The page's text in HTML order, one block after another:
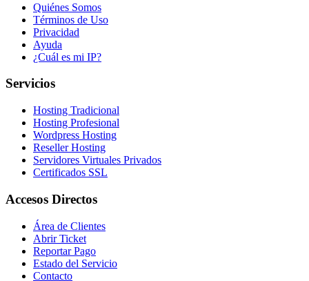
Quiénes Somos
Términos de Uso
Privacidad
Ayuda
¿Cuál es mi IP?
Servicios
Hosting Tradicional
Hosting Profesional
Wordpress Hosting
Reseller Hosting
Servidores Virtuales Privados
Certificados SSL
Accesos Directos
Área de Clientes
Abrir Ticket
Reportar Pago
Estado del Servicio
Contacto